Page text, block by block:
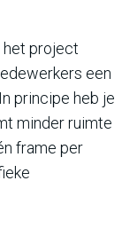
het project
een
principe heb je
minder ruimte
frame per